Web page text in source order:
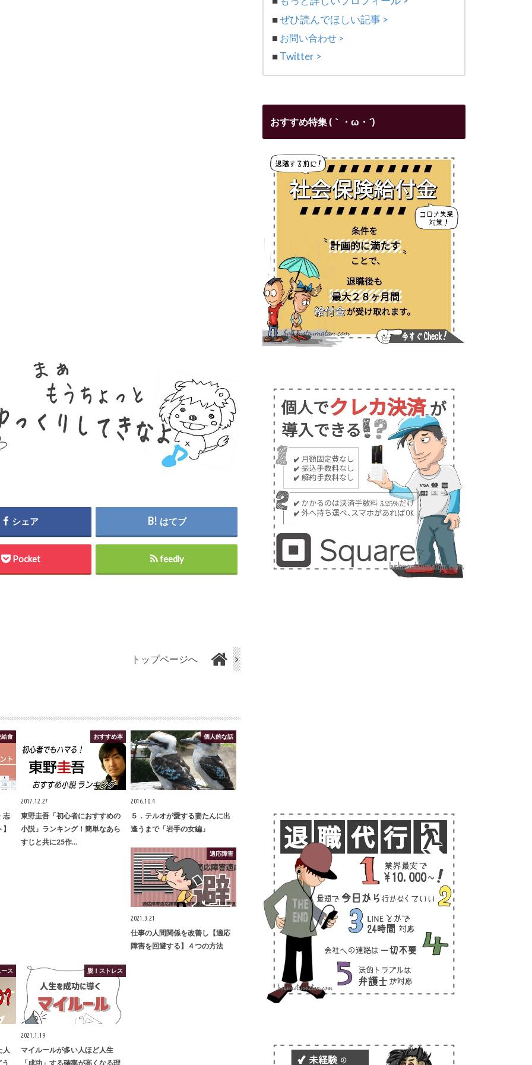
シェア はてブ
Pocket feedly
トップページへ
給食
志
おすすめ本
2017.12.27
東野圭吾「初心者におすすめの
小説」ランキング！簡単なあら
すじと共に25作…
個人的な話
2016.10.4
５．テルオが愛する妻たんに出
逢うまで「岩手の女編」
適応障害
2021.3.21
仕事の人間関係を改善し【適応
障害を回避する】４つの方法
ス
人
脱！ストレス
2021.1.19
マイルールが多い人ほど人生
「成功」する確率が高くなる理
■ぜひ読んでほしい記事 >
■ お問い合わせ >
■Twitter >
おすすめ特集 (｀・ω・´)ゞ